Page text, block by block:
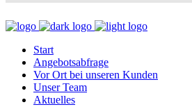
Start
Angebotsabfrage
Vor Ort bei unseren Kunden
Unser Team
Aktuelles